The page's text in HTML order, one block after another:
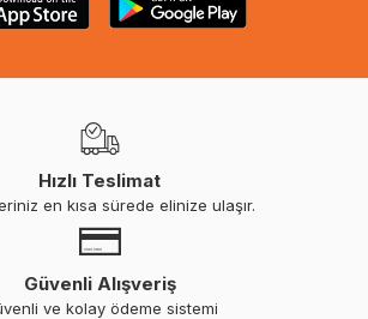
Hızlı Teslimat
en kısa sürede elinize ulaşır.
Güvenli Alışveriş
ve kolay ödeme sistemi